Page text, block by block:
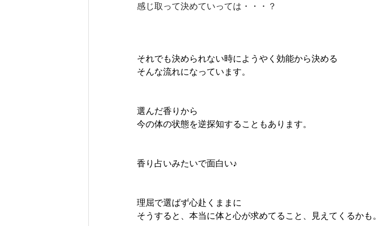
感じ取って決めていっては・・・？
それでも決められない時にようやく効能から決める
そんな流れになっています。
選んだ香りから
今の体の状態を逆探知することもあります。
香り占いみたいで面白い♪
理屈で選ばず心赴くままに
そうすると、本当に体と心が求めてること、見えてくるかも。